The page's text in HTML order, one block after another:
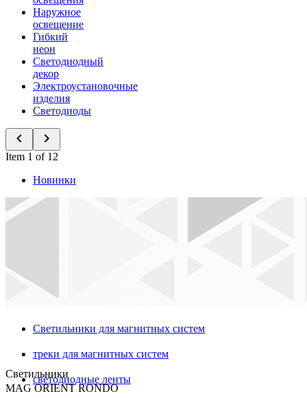
Наружное
освещение
Гибкий
неон
Светодиодный
декор
Электроустановочные
изделия
Светодиоды
Item 1 of 12
Новинки
Светильники для магнитных систем
треки для магнитных систем
светодиодные ленты
Светильники
MAG ORIENT RONDO